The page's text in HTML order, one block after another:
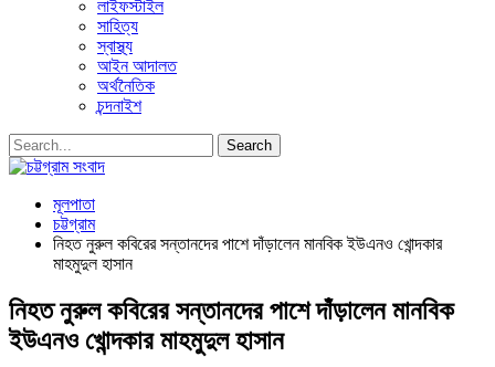
লাইফস্টাইল
সাহিত্য
স্বাস্থ্য
আইন আদালত
অর্থনৈতিক
চন্দনাইশ
মূলপাতা
চট্টগ্রাম
নিহত নুরুল কবিরের সন্তানদের পাশে দাঁড়ালেন মানবিক ইউএনও খোন্দকার
মাহমুদুল হাসান
নিহত নুরুল কবিরের সন্তানদের পাশে দাঁড়ালেন মানবিক
ইউএনও খোন্দকার মাহমুদুল হাসান